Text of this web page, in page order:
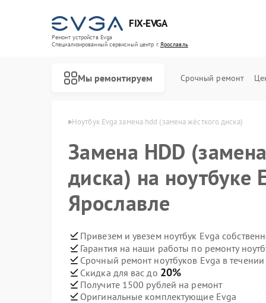
FIX-EVGA
Ремонт устройств Evga
Специализированный cервисный центр г.Ярославль
Мы ремонтируем Срочный ремонт
Evga в Ярославле Ноутбук Evga замена hdd (замена жёсткого диска)
Замена HDD
диска) на ноутбуке
Ярославле
Привезем и увезем ноутбук Evga
Гарантия на наши работы по ремонту
Срочный ремонт ноутбуков Evga в течении
Скидка для вас до 20%
Получите 1500 рублей на ремонт
Оригинальные комплектующие Evga